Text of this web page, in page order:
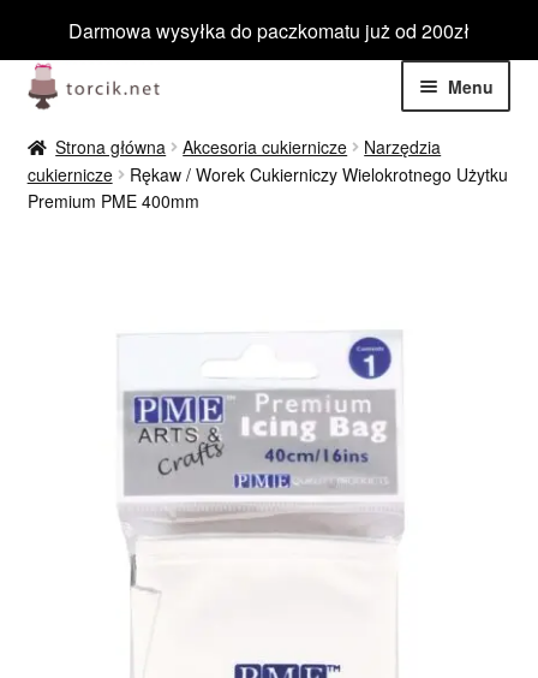
Darmowa wysyłka do paczkomatu już od 200zł
Przejdź
do
nawigacji
Przejdź
do
treści
Menu
Jadalne
menu
Niejadalne
Tematyczne
Ozdoby na tort weselny
Strona główna Akcesoria cukiernicze
Narzędzia
cukiernicze
Rękaw / Worek Cukierniczy Wielokrotnego Użytku
Premium PME 400mm